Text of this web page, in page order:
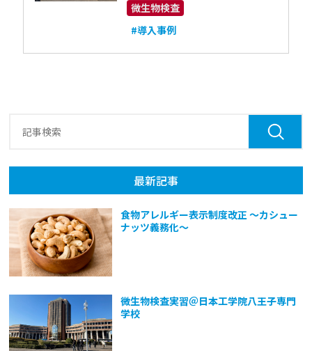
微生物検査
#導入事例
最新記事
食物アレルギー表示制度改正 ～カシュー
ナッツ義務化～
微生物検査実習＠日本工学院八王子専門
学校